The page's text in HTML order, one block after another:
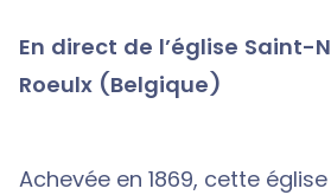
En direct de l’église Saint-
Roeulx (Belgique)
Achevée en 1869, cette